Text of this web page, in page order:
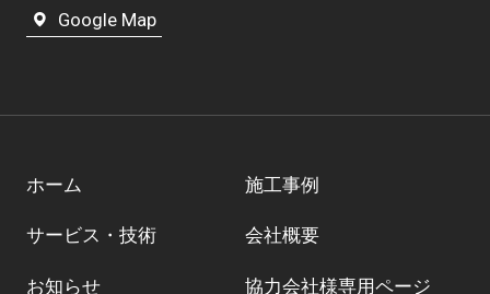
Google Map
ホーム 施工事例
サービス・技術 会社概要
お知らせ 協力会社様専用ページ